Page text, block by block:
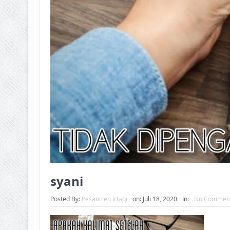
syani
Posted By: Pesantren Irtaqi on: Juli 18, 2020 In: No